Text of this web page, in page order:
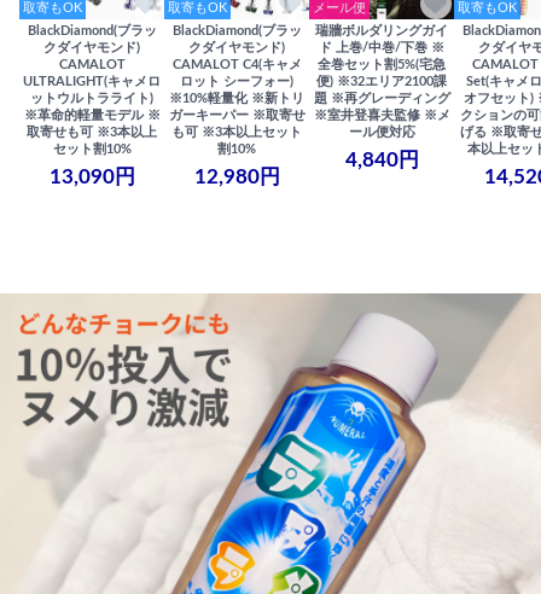
取寄もOK
BlackDiamond(ブラッ
クダイヤモンド)
CAMALOT
ULTRALIGHT(キャメロ
ットウルトラライト)
※革命的軽量モデル ※
取寄せも可 ※3本以上
セット割10%
13,090円
取寄もOK
BlackDiamond(ブラッ
クダイヤモンド)
CAMALOT C4(キャメ
ロット シーフォー)
※10%軽量化 ※新トリ
ガーキーパー ※取寄せ
も可 ※3本以上セット
割10%
12,980円
メール便
瑞牆ボルダリングガイ
ド 上巻/中巻/下巻 ※
全巻セット割5%(宅急
便) ※32エリア2100課
題 ※再グレーディング
※室井登喜夫監修 ※メ
ール便対応
4,840円
取寄もOK
クダイヤ
Set(キャメ
オフセット)
クションの
げる ※取寄
本以上セッ